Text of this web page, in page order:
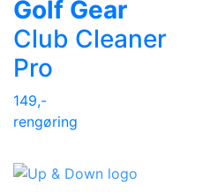
Golf Gear
Club Cleaner
Pro
149,-
rengøring